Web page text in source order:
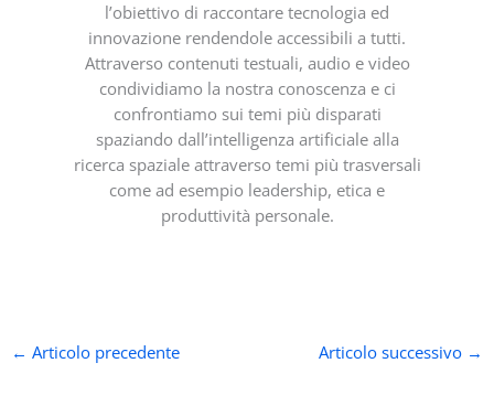
l’obiettivo di raccontare tecnologia ed
innovazione rendendole accessibili a tutti.
Attraverso contenuti testuali, audio e video
condividiamo la nostra conoscenza e ci
confrontiamo sui temi più disparati
spaziando dall’intelligenza artificiale alla
ricerca spaziale attraverso temi più trasversali
come ad esempio leadership, etica e
produttività personale.
← Articolo precedente Articolo successivo →